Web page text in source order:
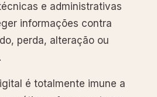
e administrativas
informações contra
perda, alteração ou
é totalmente imune a